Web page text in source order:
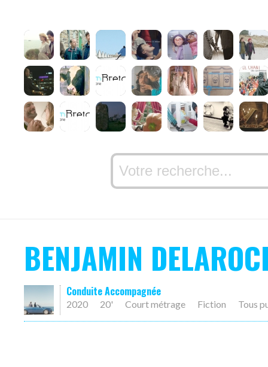
BENJAMIN
Conduite Accompagnée
2020 20' Court métrage Fiction Tous